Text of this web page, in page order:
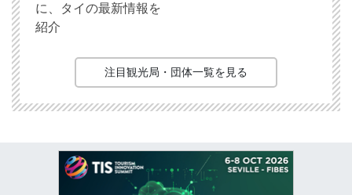
に、タイの最新情報を
紹介
注目観光局・団体一覧を見る